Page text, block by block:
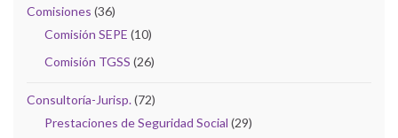
Comisiones (36)
Comisión SEPE (10)
Comisión TGSS (26)
Consultoría-Jurisp.(72)
Prestaciones de Seguridad Social (29)